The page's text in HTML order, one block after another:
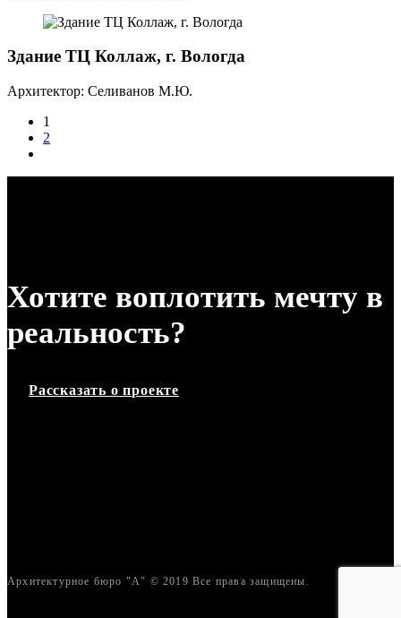
Здание ТЦ Коллаж, г. Вологда
Архитектор: Селиванов М.Ю.
1
2
Хотите воплотить мечту в
реальность?
Рассказать о проекте
Архитектурное бюро "А" © 2019 Все права защищены.